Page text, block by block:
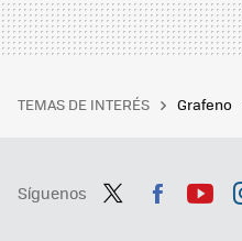
TEMAS DE INTERÉS Grafeno
Síguenos